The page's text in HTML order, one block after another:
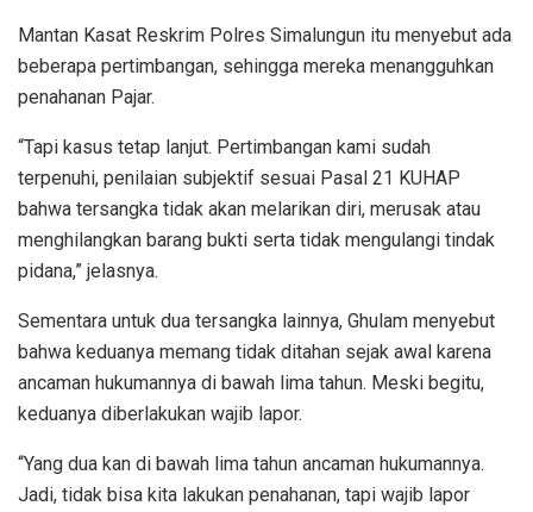
Mantan Kasat Reskrim Polres Simalungun itu menyebut ada
beberapa pertimbangan, sehingga mereka menangguhkan
penahanan Pajar.
“Tapi kasus tetap lanjut. Pertimbangan kami sudah
terpenuhi, penilaian subjektif sesuai Pasal 21 KUHAP
bahwa tersangka tidak akan melarikan diri, merusak atau
menghilangkan barang bukti serta tidak mengulangi tindak
pidana,” jelasnya.
Sementara untuk dua tersangka lainnya, Ghulam menyebut
bahwa keduanya memang tidak ditahan sejak awal karena
ancaman hukumannya di bawah lima tahun. Meski begitu,
keduanya diberlakukan wajib lapor.
“Yang dua kan di bawah lima tahun ancaman hukumannya.
Jadi, tidak bisa kita lakukan penahanan, tapi wajib lapor